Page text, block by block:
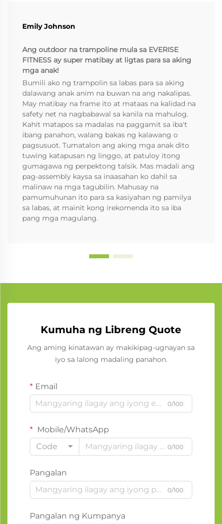
Emily Johnson
Ang outdoor na trampoline mula sa EVERISE
FITNESS ay super matibay at ligtas para sa aking
mga anak!
Bumili ako ng trampolin sa labas para sa aking
dalawang anak anim na buwan na ang nakalipas.
May matibay na frame ito at mataas na kalidad na
safety net na nagbabawal sa kanila na mahulog.
Kahit matapos sa madalas na paggamit sa iba't
ibang panahon, walang bakas ng kalawang o
pagsusuot. Tumatalon ang aking mga anak dito
tuwing katapusan ng linggo, at patuloy itong
gumagawa ng perpektong talsik. Mas madali ang
pag-assembly kaysa sa inaasahan ko dahil sa
malinaw na mga tagubilin. Mahusay na
pamumuhunan ito para sa kasiyahan ng pamilya
sa labas, at mainit kong irekomenda ito sa iba
pang mga magulang.
Kumuha ng Libreng Quote
Ang aming kinatawan ay makikipag-ugnayan sa
iyo sa lalong madaling panahon.
Email
0/100
Mobile/WhatsApp
Code
0/100
Pangalan
0/100
Pangalan ng Kumpanya